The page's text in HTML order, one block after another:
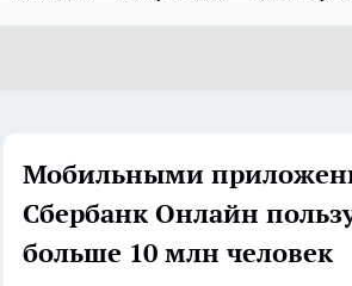
Мобильными
Сбербанк Онлайн
больше 10 млн человек